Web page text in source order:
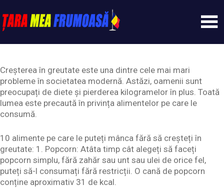
to
content
Tarameafrumoasa
Creșterea în greutate este una dintre cele mai mari
probleme în societatea modernă. Astăzi, oamenii sunt
preocupați de diete și pierderea kilogramelor în plus. Toată
lumea este precaută în privința alimentelor pe care le
consumă.
10 alimente pe care le puteți mânca fără să creșteți în
greutate: 1. Popcorn: Atâta timp cât alegeți să faceți
popcorn simplu, fără zahăr sau unt sau ulei de orice fel,
puteți să-l consumați fără restricții. O cană de popcorn
conține aproximativ 31 de kcal.